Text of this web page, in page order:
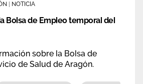
NOTICIA
Bolsa de Empleo temporal del
sobre la Bolsa de
de Salud de Aragón.